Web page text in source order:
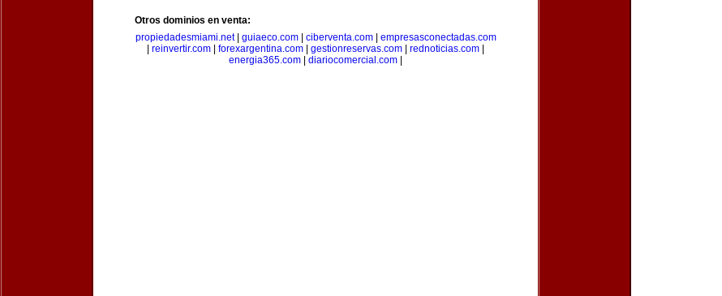
Otros dominios en venta:
propiedadesmiami.net| guiaeco.com| ciberventa.com| empresasconectadas.com
reinvertir.com forexargentina.com gestionreservas.com rednoticias.com
energia365.com
diariocomercial.com